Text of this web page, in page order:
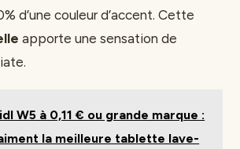
d’une couleur d’accent. Cette
apporte une sensation de
W5 à 0,11 € ou grande marque :
la meilleure tablette lave-